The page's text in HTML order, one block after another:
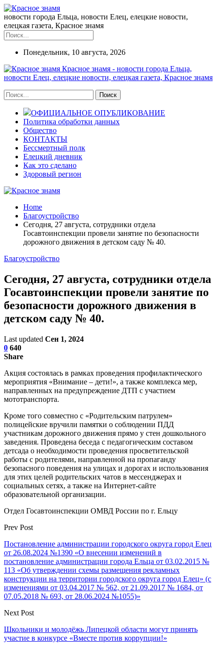
новости города Ельца, новости Елец, елецкие новости,
елецкая газета, Красное знамя
Понедельник, 10 августа, 2026
Красное знамя - новости города Ельца,
новости Елец, елецкие новости, елецкая газета, Красное знамя
ОФИЦИАЛЬНОЕ ОПУБЛИКОВАНИЕ
Политика обработки данных
Общество
КОНТАКТЫ
Бессмертный полк
Елецкий дневник
Как это сделано
Здоровый регион
Home
Благоустройство
Сегодня, 27 августа, сотрудники отдела
Госавтоинспекции провели занятие по безопасности
дорожного движения в детском саду № 40.
Благоустройство
Сегодня, 27 августа, сотрудники отдела
Госавтоинспекции провели занятие по
безопасности дорожного движения в
детском саду № 40.
Last updated Сен 1, 2024
0 640
Share
Акция состоялась в рамках проведения профилактического
мероприятия «Внимание – дети!», а также комплекса мер,
направленных на предупреждение ДТП с участием
мототранспорта.
Кроме того совместно с «Родительским патрулем»
полицейские вручили памятки о соблюдении ПДД
участникам дорожного движения прямо у стен дошкольного
заведения. Проведена беседа с педагогическим составом
детсада о необходимости проведения просветительской
работы с родителями, направленной на пропаганду
безопасного поведения на улицах и дорогах и использования
для этих целей родительских чатов в мессенджерах и
социальных сетях, а также на Интернет-сайте
образовательной организации.
Отдел Госавтоинспекции ОМВД России по г. Ельцу
Prev Post
Постановление администрации городского округа город Елец
от 26.08.2024 №1390 «О внесении изменений в
постановление администрации города Ельца от 03.02.2015 №
113 «Об утверждении схемы размещения рекламных
конструкции на территории городского округа город Елец» (с
изменениями от 03.04.2017 № 562, от 21.09.2017 № 1684, от
07.05.2018 № 693, от 28.06.2024 №1055)»
Next Post
Школьники и молодёжь Липецкой области могут принять
участие в конкурсе «Вместе против коррупции!»